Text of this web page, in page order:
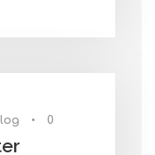
• 0